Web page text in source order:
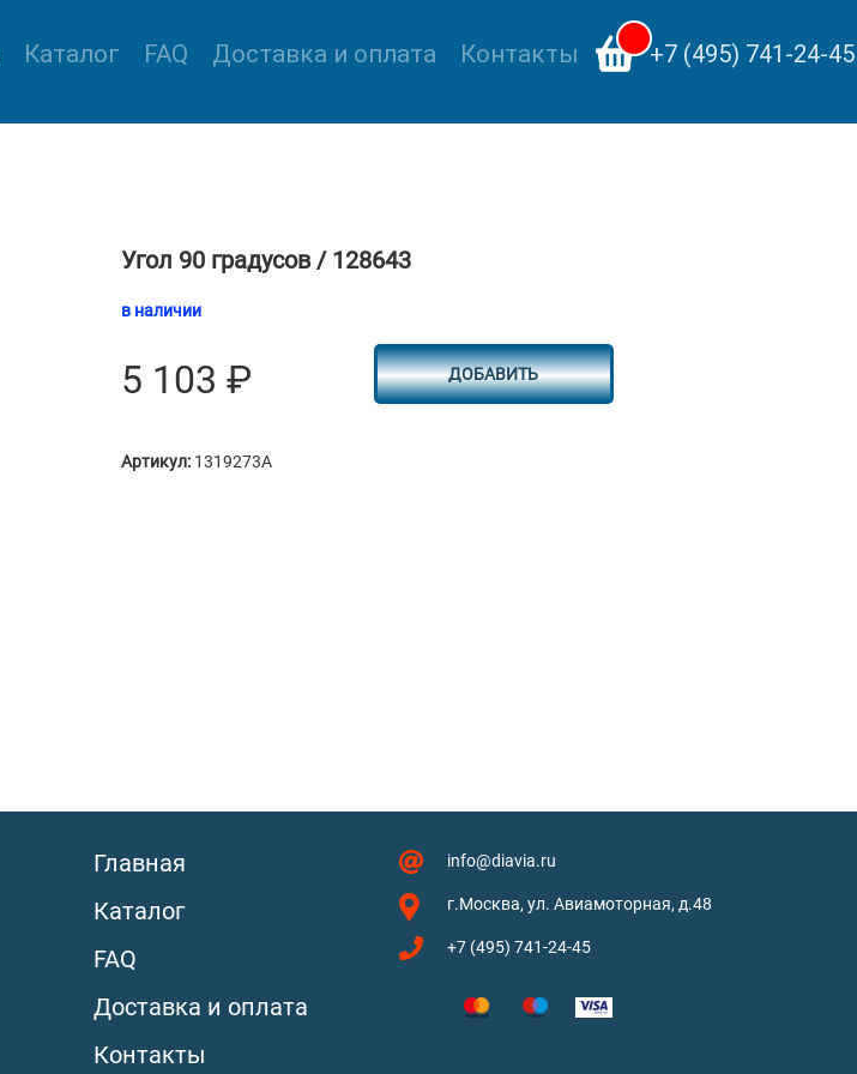
Каталог FAQ Доставка и оплата Контакты +7 (495) 741-24-45
Угол 90 градусов / 128643
в наличии
5 103 ₽ ДОБАВИТЬ
Артикул: 1319273A
Главная
Каталог
FAQ
Доставка и оплата
Контакты
info@diavia.ru
г.Москва, ул. Авиамоторная, д.48
+7 (495) 741-24-45